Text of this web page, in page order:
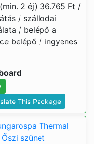
2 éj) 36.765 Ft /
/ szállodai
/ belépő a
belépő / ingyenes
This Package
Thermal
szünet